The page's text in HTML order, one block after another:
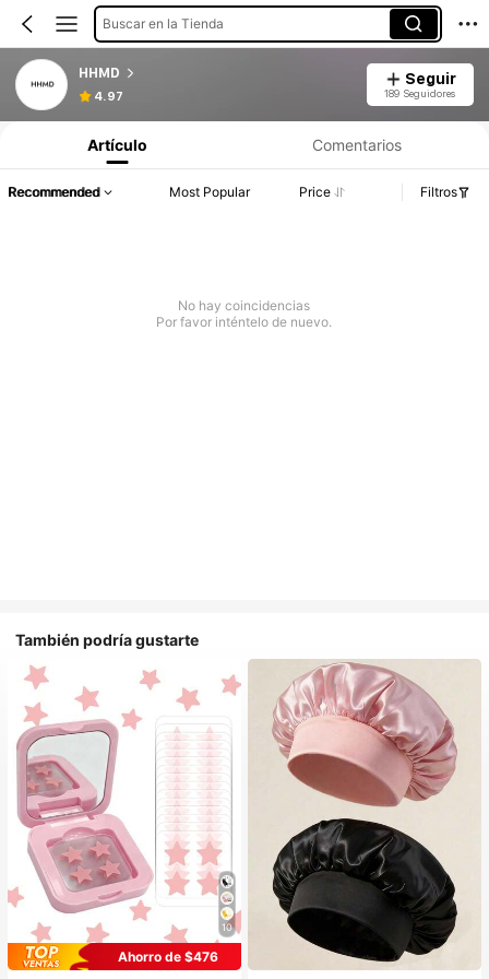
Buscar en la Tienda
HHMD
4.97
Seguir
189 Seguidores
Artículo Comentarios
Recommended Most Popular Price Filtros
No hay coincidencias
Por favor inténtelo de nuevo.
También podría gustarte
10
Ahorro de $476